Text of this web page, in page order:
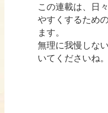
この連載は、日
やすくするため
ます。
無理に我慢しな
いてくださいね。